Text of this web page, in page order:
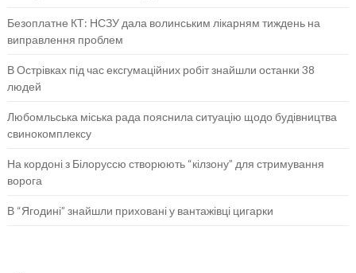
Безоплатне КТ: НСЗУ дала волинським лікарням тиждень на
виправлення проблем
В Острівках під час ексгумаційних робіт знайшли останки 38
людей
Любомльська міська рада пояснила ситуацію щодо будівництва
свинокомплексу
На кордоні з Білоруссю створюють “кілзону” для стримування
ворога
В “Ягодині” знайшли приховані у вантажівці цигарки